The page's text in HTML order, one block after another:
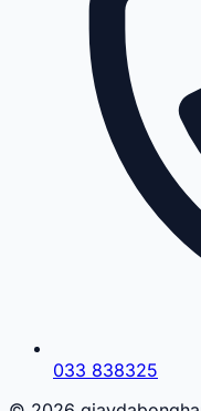
033 838325